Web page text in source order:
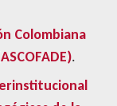
Colombiana
.